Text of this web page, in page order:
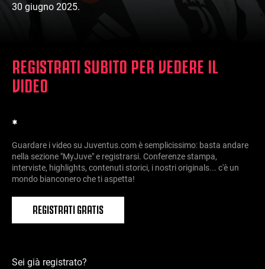
30 giugno 2025.
REGISTRATI SUBITO PER VEDERE IL
VIDEO
*
Guardare i video su Juventus.com è semplicissimo: basta andare
nella sezione "MyJuve" e registrarsi. Conferenze stampa,
interviste, highlights, contenuti storici, i nostri originals... c'è un
mondo bianconero che ti aspetta!
REGISTRATI GRATIS
Sei già registrato?